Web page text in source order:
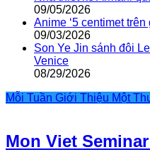
09/05/2026
Anime ‘5 centimet
09/03/2026
Son Ye Jin sánh đôi
Venice
08/29/2026
Mỗi Tuần Giới Thiệu Một
Mon Viet